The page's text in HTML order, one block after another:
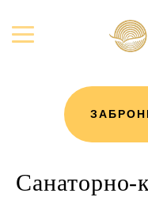
Санаторно-